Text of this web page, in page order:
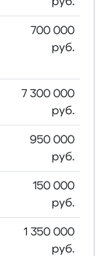
700 000
руб.
7 300 000
руб.
950 000
руб.
150 000
руб.
1 350 000
руб.